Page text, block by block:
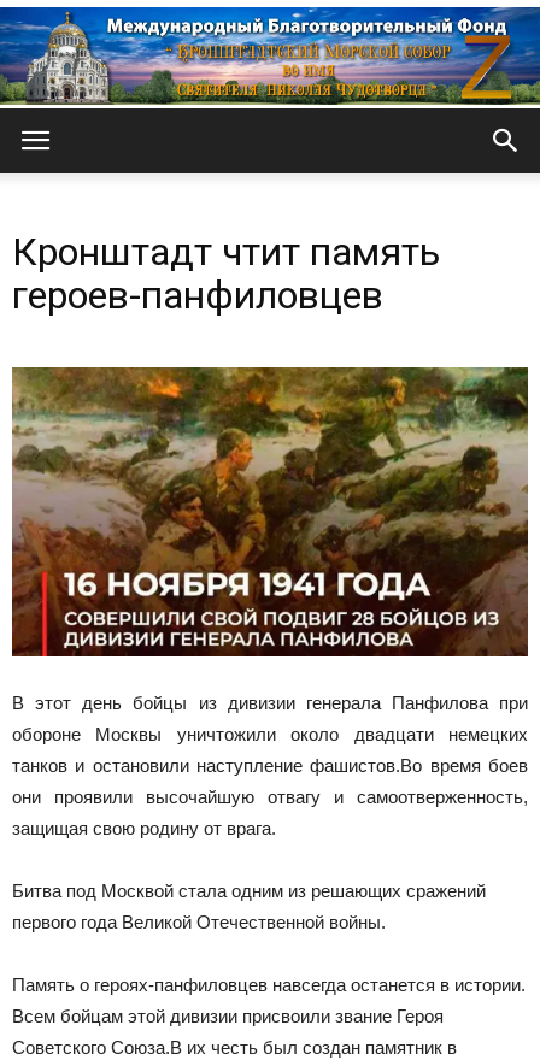
Морской
собор
Кронштадт чтит память
героев-панфиловцев
В этот день бойцы из дивизии генерала Панфилова при
обороне Москвы уничтожили около двадцати немецких
танков и остановили наступление фашистов.Во время боев
они проявили высочайшую отвагу и самоотверженность,
защищая свою родину от врага.
Битва под Москвой стала одним из решающих сражений
первого года Великой Отечественной войны.
Память о героях-панфиловцев навсегда останется в истории.
Всем бойцам этой дивизии присвоили звание Героя
Советского Союза.В их честь был создан памятник в